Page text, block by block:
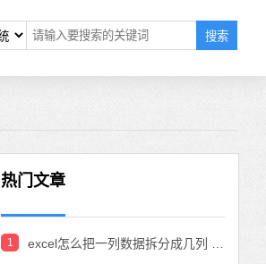
搜索
热门文章
1